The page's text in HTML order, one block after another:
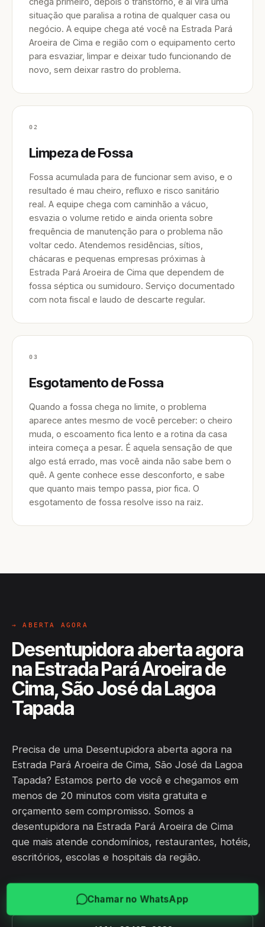
situação que paralisa a rotina de qualquer casa ou
negócio. A equipe chega até você na Estrada Pará
Aroeira de Cima e região com o equipamento certo
para esvaziar, limpar e deixar tudo funcionando de
novo, sem deixar rastro do problema.
02
Limpeza de Fossa
Fossa acumulada para de funcionar sem aviso, e o
resultado é mau cheiro, refluxo e risco sanitário
real. A equipe chega com caminhão a vácuo,
esvazia o volume retido e ainda orienta sobre
frequência de manutenção para o problema não
voltar cedo. Atendemos residências, sítios,
chácaras e pequenas empresas próximas à
Estrada Pará Aroeira de Cima que dependem de
fossa séptica ou sumidouro. Serviço documentado
com nota fiscal e laudo de descarte regular.
03
Esgotamento de Fossa
Quando a fossa chega no limite, o problema
aparece antes mesmo de você perceber: o cheiro
muda, o escoamento fica lento e a rotina da casa
inteira começa a pesar. É aquela sensação de que
algo está errado, mas você ainda não sabe bem o
quê. A gente conhece esse desconforto, e sabe
que quanto mais tempo passa, pior fica. O
esgotamento de fossa resolve isso na raiz.
→ ABERTA AGORA
Desentupidora aberta agora
na Estrada Pará Aroeira de
Cima, São José da Lagoa
Tapada
Precisa de uma Desentupidora aberta agora na
Estrada Pará Aroeira de Cima, São José da Lagoa
Tapada? Estamos perto de você e chegamos em
menos de 20 minutos com visita gratuita e
orçamento sem compromisso. Somos a
desentupidora na Estrada Pará Aroeira de Cima
que mais atende condomínios, restaurantes, hotéis,
escritórios, escolas e hospitais da região.
Chamar no WhatsApp